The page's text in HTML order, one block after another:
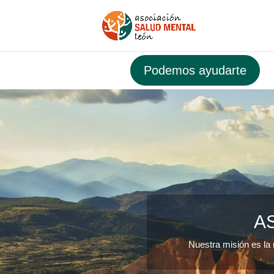
Podemos ayudarte
Nuestra misión es la